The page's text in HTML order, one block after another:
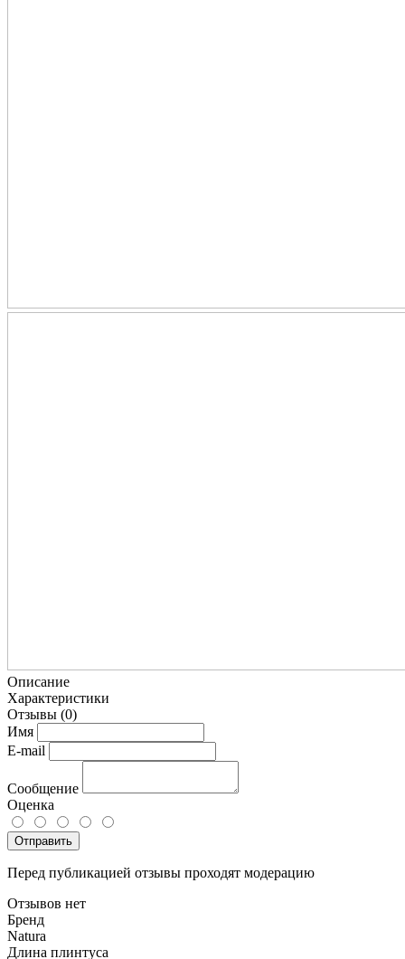
Описание
Характеристики
Отзывы (0)
Имя
E-mail
Сообщение
Оценка
Отправить
Перед публикацией отзывы проходят модерацию
Отзывов нет
Бренд
Natura
Длина плинтуса